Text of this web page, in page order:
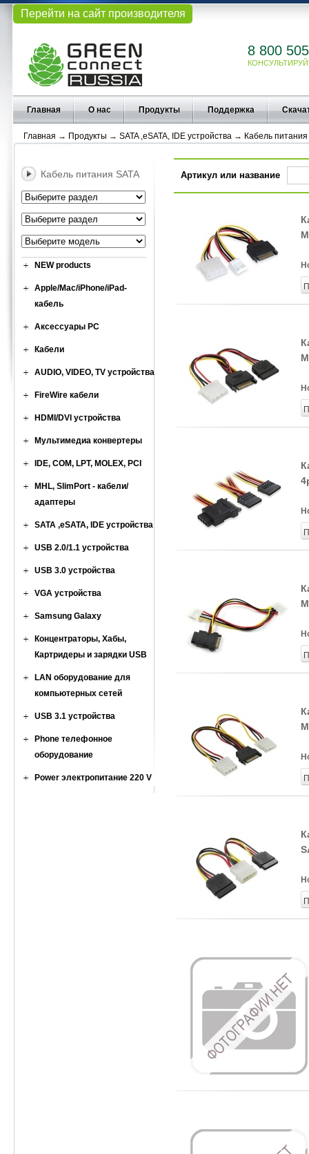
Перейти на сайт производителя
8 800
Главная О нас Продукты Поддержка
Главная → Продукты → SATA ,eSATA, IDE устройства → Кабель питания
Кабель питания SATA
NEW products
Apple/Mac/iPhone/iPad-
кабель
Аксессуары PC
Кабели
AUDIO, VIDEO, TV устройства
FireWire кабели
HDMI/DVI устройства
Мультимедиа конвертеры
IDE, COM, LPT, MOLEX, PCI
MHL, SlimPort - кабели/
адаптеры
SATA ,eSATA, IDE устройства
USB 2.0/1.1 устройства
USB 3.0 устройства
VGA устройства
Samsung Galaxy
Концентраторы, Хабы,
Картридеры и зарядки USB
LAN оборудование для
компьютерных сетей
USB 3.1 устройства
Phone телефонное
оборудование
Power электропитание 220 V
Артикул или название